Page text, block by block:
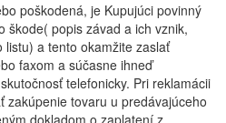
poškodená, je Kupujúci povinný
škode( popis závad a ich vznik,
a tento okamžite zaslať
faxom a súčasne ihneď
telefonicky. Pri reklamácii
zakúpenie tovaru u predávajúceho
dokladom o zaplatení z